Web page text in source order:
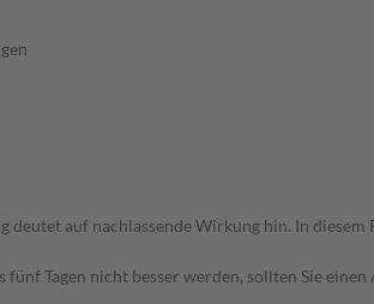
auf nachlassende Wirkung hin. In
Tagen nicht besser werden, sollten Sie einen